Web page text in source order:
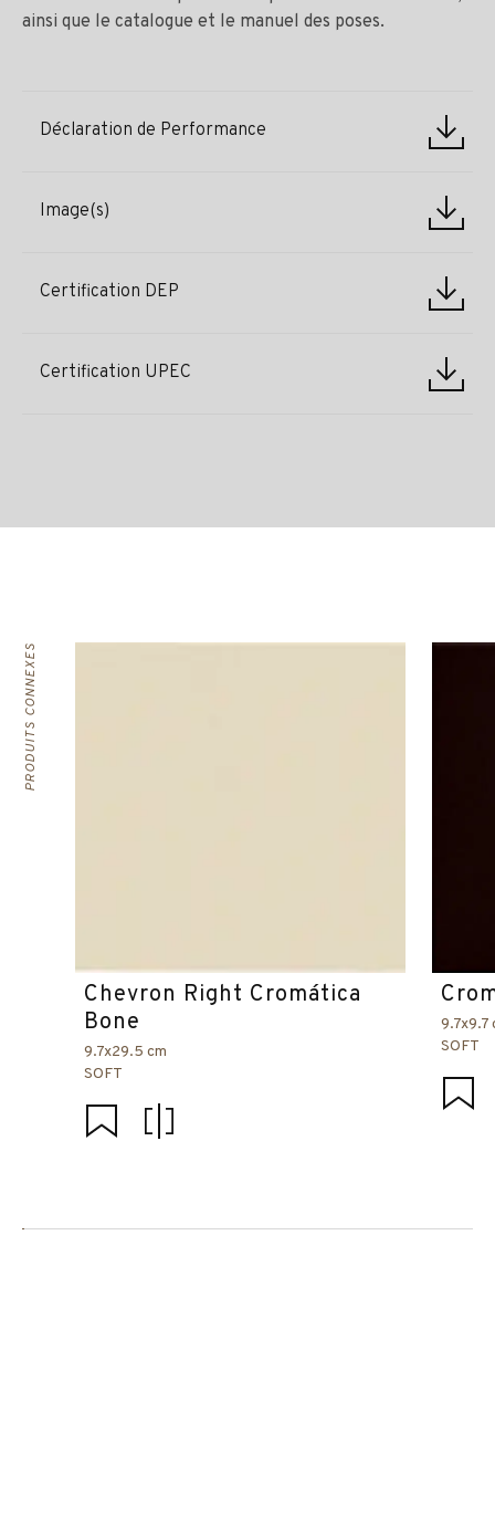
ainsi que le catalogue et le manuel des poses.
Déclaration de Performance
Image(s)
Certification DEP
Certification UPEC
PRODUITS CONNEXES
Chevron Right Cromática
Bone
9.7x29.5 cm
SOFT
9.7x9.7
SOFT